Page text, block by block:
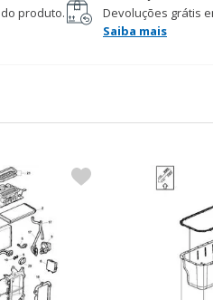
produto.
Devoluções grátis
Saiba mais